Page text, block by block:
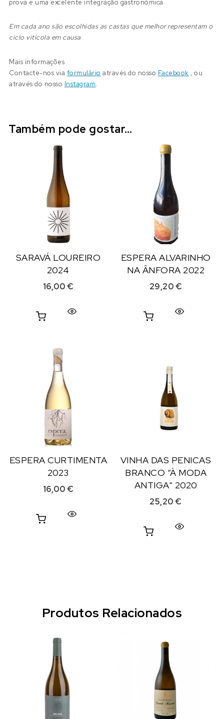
prova e uma excelente integração gastronómica.
Em cada ano são escolhidas as castas que melhor representam o
ciclo vitícola em causa
Mais informações
Contacte-nos via formulário através do nosso Facebook , ou
através do nosso Instagram.
Também pode gostar…
SARAVÁ LOUREIRO
2024
16,00€
ESPERA ALVARINHO
NA ÂNFORA 2022
29,20€
ESPERA CURTIMENTA
2023
16,00€
VINHA DAS PENICAS
BRANCO “À MODA
ANTIGA” 2020
25,20€
Produtos Relacionados